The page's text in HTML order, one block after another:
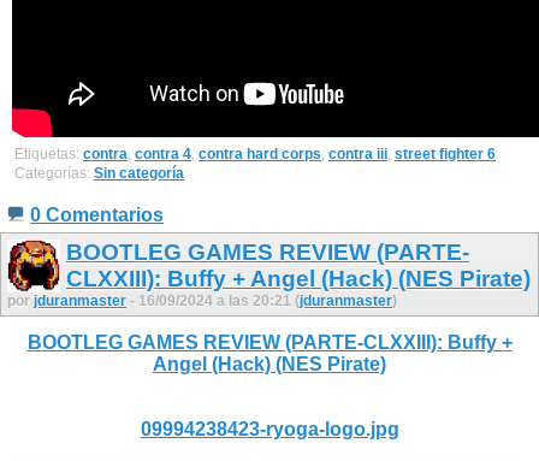
Etiquetas: contra contra 4 contra hard corps contra iii street fighter 6
Categorías: Sin categoría
0 Comentarios
BOOTLEG GAMES REVIEW (PARTE-
CLXXIII): Buffy + Angel (Hack) (NES Pirate)
por jduranmaster - 16/09/2024 a las 20:21 (jduranmaster)
BOOTLEG GAMES REVIEW (PARTE-CLXXIII): Buffy +
Angel (Hack) (NES Pirate)
09994238423-ryoga-logo.jpg